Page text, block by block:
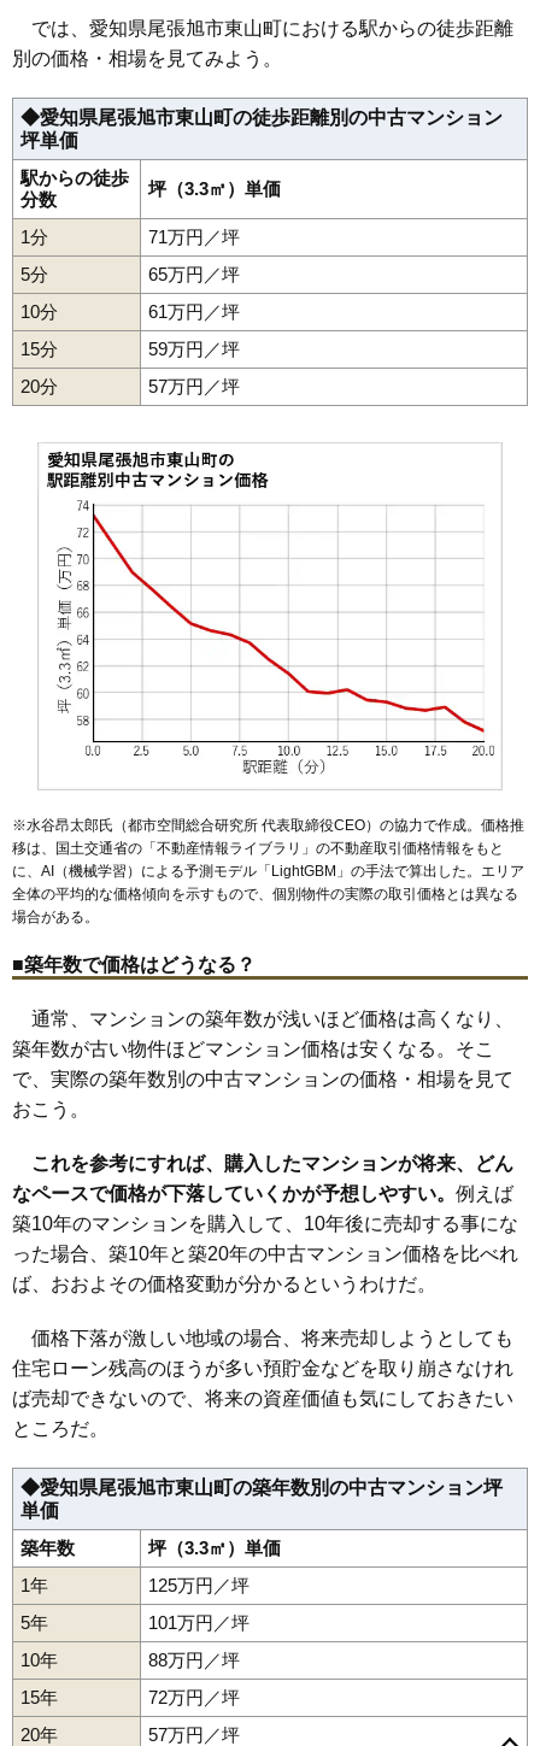
では、愛知県尾張旭市東山町における駅からの徒歩距離
別の価格・相場を見てみよう。
◆愛知県尾張旭市東山町の徒歩距離別の中古マンション
坪単価
駅からの徒歩
分数
坪（3.3㎡）単価
1分
71万円／坪
5分
65万円／坪
10分
61万円／坪
15分
59万円／坪
20分
57万円／坪
※水谷昂太郎氏（都市空間総合研究所 代表取締役CEO）の協力で作成。価格推
移は、国土交通省の「不動産情報ライブラリ 」の不動産取引価格情報をもと
に、AI（機械学習）による予測モデル「LightGBM」の手法で算出した。エリア
全体の平均的な価格傾向を示すもので、個別物件の実際の取引価格とは異なる
場合がある。
■築年数で価格はどうなる？
通常、マンションの築年数が浅いほど価格は高くなり、
築年数が古い物件ほどマンション価格は安くなる。そこ
で、実際の築年数別の中古マンションの価格・相場を見て
おこう。
これを参考にすれば、購入したマンションが将来、どん
なペースで価格が下落していくかが予想しやすい。 例えば
築10年のマンションを購入して、10年後に売却する事にな
った場合、築10年と築20年の中古マンション価格を比べれ
ば、おおよその価格変動が分かるというわけだ。
価格下落が激しい地域の場合、将来売却しようとしても
住宅ローン残高のほうが多い預貯金などを取り崩さなけれ
ば売却できないので、将来の資産価値も気にしておきたい
ところだ。
◆愛知県尾張旭市東山町の築年数別の中古マンション坪
単価
築年数
坪（3.3㎡）単価
1年
125万円／坪
5年
101万円／坪
10年
88万円／坪
15年
72万円／坪
20年
57万円／坪